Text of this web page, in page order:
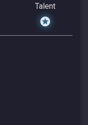
Talent